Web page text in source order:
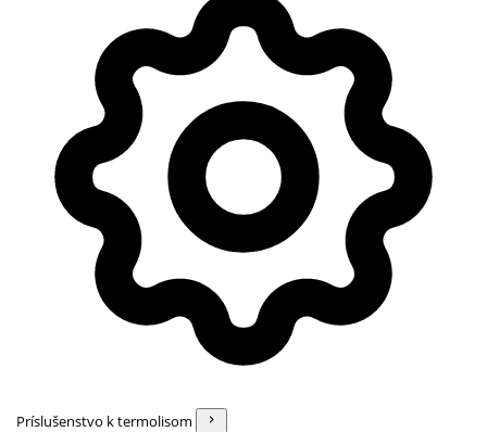
Príslušenstvo k termolisom